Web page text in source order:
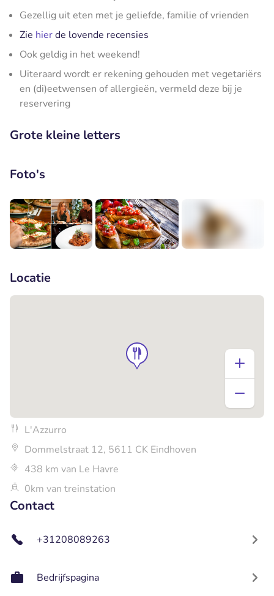
Gezellig uit eten met je geliefde, familie of vrienden
Zie hierde lovende recensies
Ook geldig in het weekend!
Uiteraard wordt er rekening gehouden met vegetariërs
en (di)eetwensen of allergieën, vermeld deze bij je
reservering
Grote kleine letters
Foto's
Locatie
L'Azzurro
Dommelstraat 12, 5611 CK Eindhoven
438 km van Le Havre
0km van treinstation
Contact
+31208089263
Bedrijfspagina